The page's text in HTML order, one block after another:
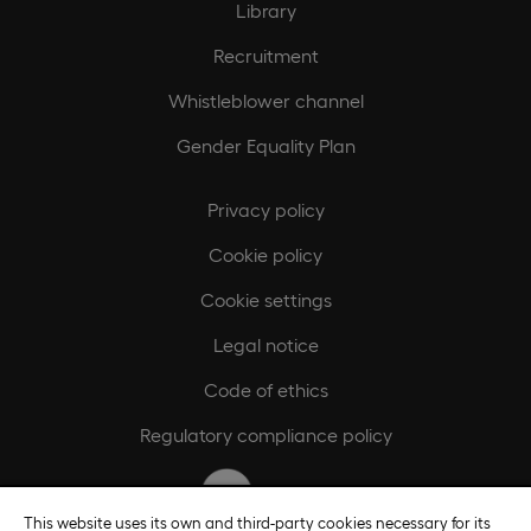
Library
Recruitment
Whistleblower channel
Gender Equality Plan
Privacy policy
Cookie policy
Cookie settings
Legal notice
Code of ethics
Regulatory compliance policy
This website uses its own and third-party cookies necessary for its